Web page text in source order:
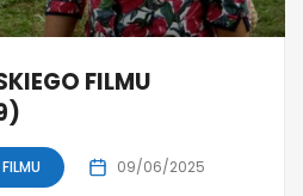
FILMU
09/06/2025